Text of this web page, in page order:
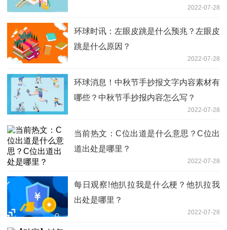
2022-07-28
环球时讯：左眼皮跳是什么预兆？左眼皮
跳是什么原因？
2022-07-28
环球消息！中秋节手抄报文字内容素材有
哪些？中秋节手抄报内容怎么写？
2022-07-28
当前热文：C位出道是什么意思？C位出
道出处是哪里？
2022-07-28
每日观察!他扒拉我是什么梗？他扒拉我
出处是哪里？
2022-07-28